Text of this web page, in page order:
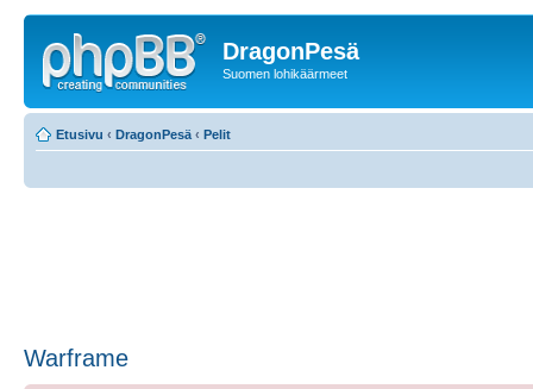
DragonPesä
Suomen lohikäärmeet
Etusivu ‹ DragonPesä ‹ Pelit
Warframe